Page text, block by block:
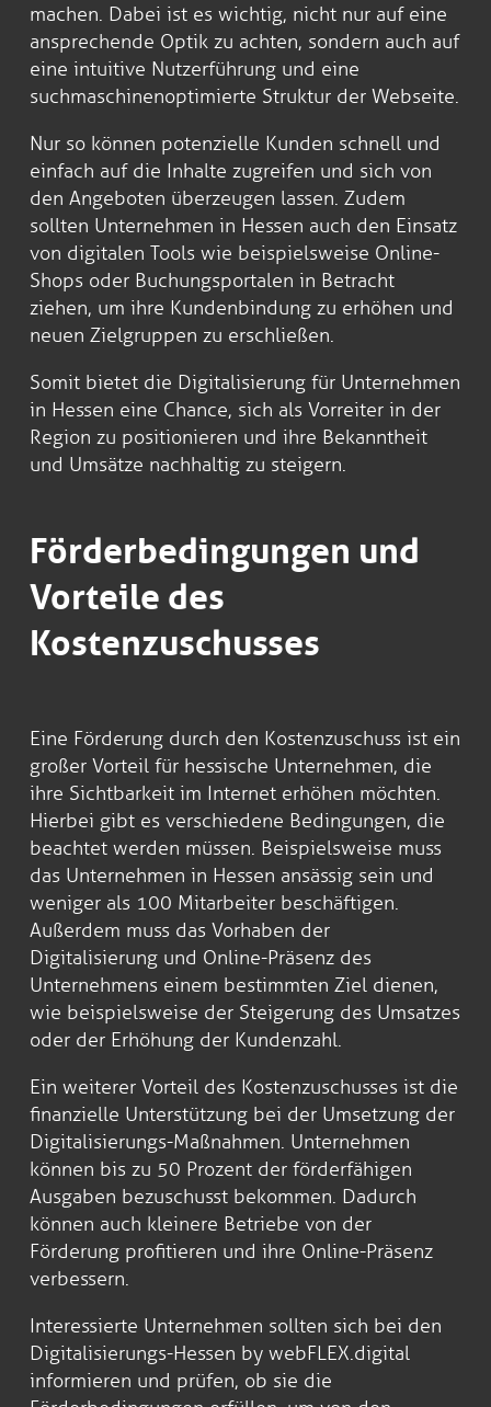
machen. Dabei ist es wichtig, nicht nur auf eine
ansprechende Optik zu achten, sondern auch auf
eine intuitive Nutzerführung und eine
suchmaschinenoptimierte Struktur der Webseite.
Nur so können potenzielle Kunden schnell und
einfach auf die Inhalte zugreifen und sich von
den Angeboten überzeugen lassen. Zudem
sollten Unternehmen in Hessen auch den Einsatz
von digitalen Tools wie beispielsweise Online-
Shops oder Buchungsportalen in Betracht
ziehen, um ihre Kundenbindung zu erhöhen und
neuen Zielgruppen zu erschließen.
Somit bietet die Digitalisierung für Unternehmen
in Hessen eine Chance, sich als Vorreiter in der
Region zu positionieren und ihre Bekanntheit
und Umsätze nachhaltig zu steigern.
Förderbedingungen und
Vorteile des
Kostenzuschusses
Eine Förderung durch den Kostenzuschuss ist ein
großer Vorteil für hessische Unternehmen, die
ihre Sichtbarkeit im Internet erhöhen möchten.
Hierbei gibt es verschiedene Bedingungen, die
beachtet werden müssen. Beispielsweise muss
das Unternehmen in Hessen ansässig sein und
weniger als 100 Mitarbeiter beschäftigen.
Außerdem muss das Vorhaben der
Digitalisierung und Online-Präsenz des
Unternehmens einem bestimmten Ziel dienen,
wie beispielsweise der Steigerung des Umsatzes
oder der Erhöhung der Kundenzahl.
Ein weiterer Vorteil des Kostenzuschusses ist die
finanzielle Unterstützung bei der Umsetzung der
Digitalisierungs-Maßnahmen. Unternehmen
können bis zu 50 Prozent der förderfähigen
Ausgaben bezuschusst bekommen. Dadurch
können auch kleinere Betriebe von der
Förderung profitieren und ihre Online-Präsenz
verbessern.
Interessierte Unternehmen sollten sich bei den
Digitalisierungs-Hessen by webFLEX.digital
informieren und prüfen, ob sie die